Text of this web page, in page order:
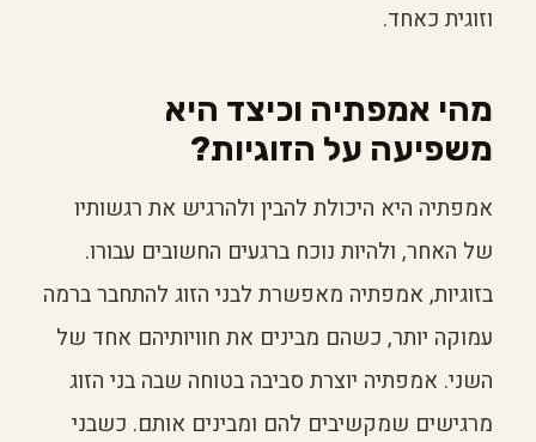
וזוגית כאחד.
מהי אמפתיה וכיצד היא
משפיעה על הזוגיות?
אמפתיה היא היכולת להבין ולהרגיש את רגשותיו
של האחר, ולהיות נוכח ברגעים החשובים עבורו.
בזוגיות, אמפתיה מאפשרת לבני הזוג להתחבר ברמה
עמוקה יותר, כשהם מבינים את חוויותיהם אחד של
השני. אמפתיה יוצרת סביבה בטוחה שבה בני הזוג
מרגישים שמקשיבים להם ומבינים אותם. כשבני